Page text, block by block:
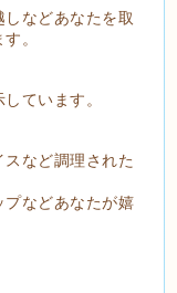
などあなたを取
。
ています。
など調理された
などあなたが嬉